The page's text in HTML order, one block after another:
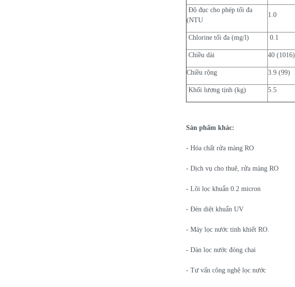
Độ đục cho phép tối đa
(NTU
1.0
Chlorine tối đa (mg/l) 0.1
Chiều dài 40 (1016)
Chiều rộng 3.9 (99)
Khối lượng tịnh (kg) 5.5
Sản phẩm khác:
- Hóa chất rửa màng RO
- Dịch vụ cho thuê, rửa màng RO
- Lõi lọc khuẩn 0.2 micron
- Đèn diệt khuẩn UV
- Máy lọc nước tinh khiết RO.
- Dàn lọc nước đóng chai
- Tư vấn công nghệ lọc nước